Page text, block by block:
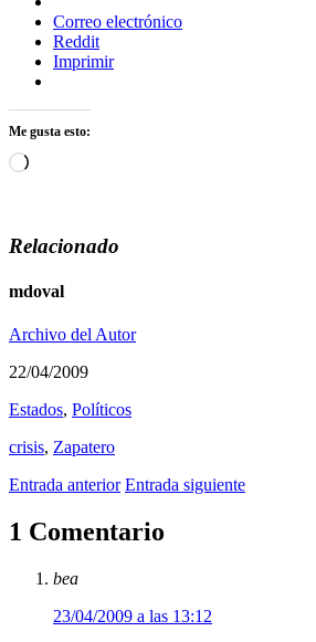
Correo electrónico
Reddit
Imprimir
Me gusta esto:
Cargando...
Relacionado
mdoval
Archivo del Autor
22/04/2009
Estados, Polí­ticos
crisis, Zapatero
Entrada anterior Entrada siguiente
1 Comentario
bea
23/04/2009 a las 13:12